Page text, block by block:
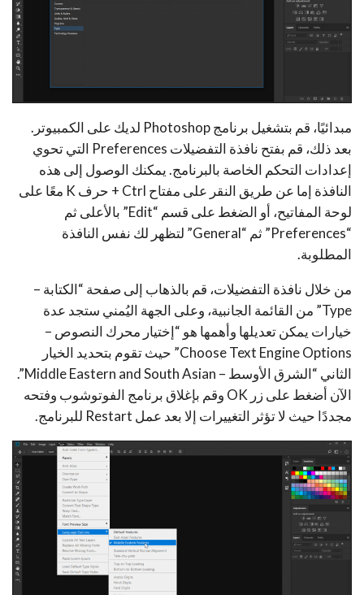
مبدائيًا، قم بتشغيل برنامج Photoshop لديك على الكمبيوتر.
بعد ذلك، قم بفتح نافذة التفضيلات Preferences التي تحوي
إعدادات التحكم الخاصة بالبرنامج. يمكنك الوصول إلى هذه
النافذة إما عن طريق النقر على مفتاح Ctrl + حرف K معًا على
لوحة المفاتيح، أو الضغط على قسم “Edit” بالأعلى ثم
“Preferences” ثم “General” لتظهر لك نفس النافذة
المطلوبة.
من خلال نافذة التفضيلات، قم بالذهاب إلى صفحة “الكتابة –
Type” من القائمة الجانبية، وعلى الجهة اليُمني ستجد عدة
خيارات يمكن تعديلها وأهمها هو “إختيار محرك النصوص –
Choose Text Engine Options” حيث تقوم بتحديد الخيار
الثاني “الشرق الأوسط – Middle Eastern and South Asian”.
الآن أضغط على زر OK وقم بإغلاق برنامج الفوتوشوب وفتحه
مجددًا حيث لا تؤثر التغييرات إلا بعد عمل Restart للبرنامج.